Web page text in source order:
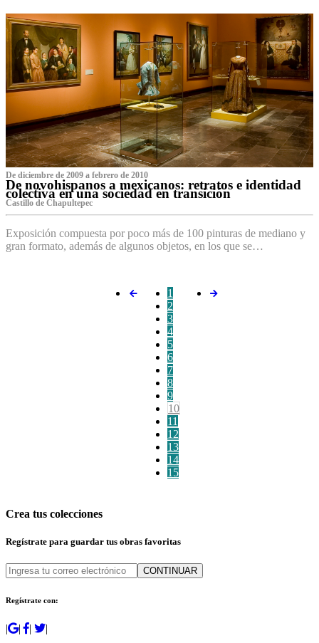
De diciembre de 2009 a febrero de 2010
De novohispanos a mexicanos: retratos e identidad
colectiva en una sociedad en transición
Castillo de Chapultepec
Exposición compuesta por poco más de 100 pinturas de mediano y
gran formato, además de algunos objetos, en los que se…
1
2
3
4
5
6
7
8
9
10
11
12
13
14
15
Crea tus colecciones
Regístrate para guardar tus obras favoritas
CONTINUAR
Regístrate con:
| | | |